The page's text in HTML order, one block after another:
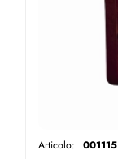
Articolo: 001115